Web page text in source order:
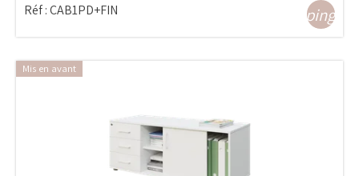
Réf :CAB1PD+FIN
Mis en avant